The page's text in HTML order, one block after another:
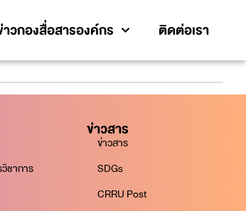
วกองสื่อสารองค์กร ติดต่อเรา
ชาการ
ข่าวสาร
ข่าวสาร
SDGs
CRRU Post